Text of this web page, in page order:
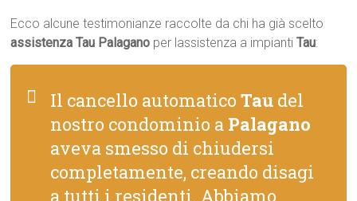
Ecco alcune testimonianze raccolte da chi ha già scelto
assistenza Tau Palagano per lassistenza a impiantiTau:
Il cancello automaticoTau del
nostro condominio a Palagano
aveva smesso di chiudersi
completamente, creando disagi
a tutti i residenti. Abbiamo